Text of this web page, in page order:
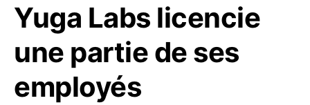
Yuga Labs licencie
une partie de ses
employés